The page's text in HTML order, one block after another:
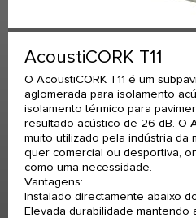
AcoustiCORK T11
O AcoustiCORK T11 é um
aglomerada para isolamento
isolamento térmico para
resultado acústico de 26 dB. O
muito utilizado pela indústria da
quer comercial ou desportiva,
como uma necessidade.
Vantagens:
Instalado directamente abaixo
Elevada durabilidade mantendo